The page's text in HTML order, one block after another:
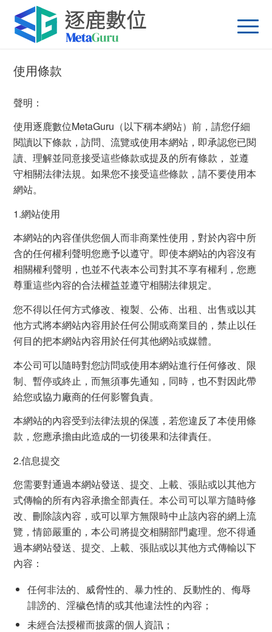
使用條款
聲明：
使用逐鹿數位MetaGuru（以下稱本網站）前，請您仔細
閱讀以下條款，訪問、流覽或使用本網站，即承認您已閱
讀、理解並同意接受這些條款或提及的所有條款， 並遵
守相關法律法規。如果您不接受這些條款，請不要使用本
網站。
1.網站使用
本網站的內容僅供您個人而非商業性使用，對於內容中所
含的任何權利聲明您應予以遵守。即使本網站的內容沒有
相關權利聲明，也並不代表本公司對其不享有權利，您應
尊重這些內容的合法權益並遵守相關法律規定。
您不得以任何方式修改、複製、公佈、出租、出售或以其
他方式將本網站內容用於任何公開或商業目的，禁止以任
何目的把本網站內容用於任何其他網站或媒體。
本公司可以隨時對您訪問或使用本網站進行任何修改、限
制、暫停或終止，而無須事先通知，同時，也不對因此帶
給您或協力廠商的任何影響負責。
本網站的內容受到法律法規的保護，若您違反了本使用條
款，您應承擔由此造成的一切後果和法律責任。
2.信息提交
您需要對通過本網站發送、提交、上載、張貼或以其他方
式傳輸的所有內容承擔全部責任。本公司可以單方隨時修
改、刪除該內容，或可以單方無限時中止該內容的網上流
覽，情節嚴重的，本公司將提交相關部門處理。您不得通
過本網站發送、提交、上載、張貼或以其他方式傳輸以下
內容：
任何非法的、威脅性的、暴力性的、反動性的、侮辱
誹謗的、淫穢色情的或其他違法性的內容；
未經合法授權而披露的個人資訊；